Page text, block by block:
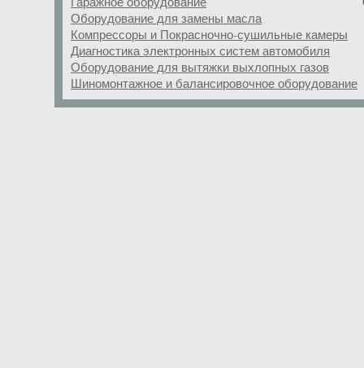
Оборудование для замены масла
Компрессоры и Покрасночно-сушильные камеры
Диагностика электронных систем автомобиля
Оборудование для вытяжки выхлопных газов
Шиномонтажное и балансировочное оборудование